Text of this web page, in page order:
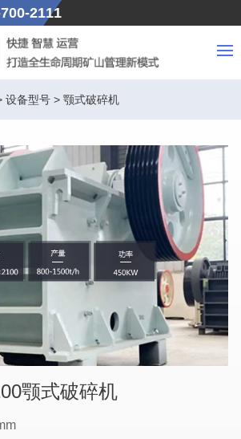
2111
设备型号 > 颚式破碎机
颚式破碎机